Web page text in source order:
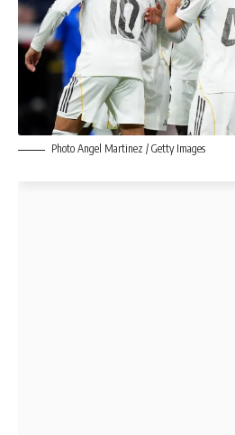
Photo Angel Martinez / Getty Images